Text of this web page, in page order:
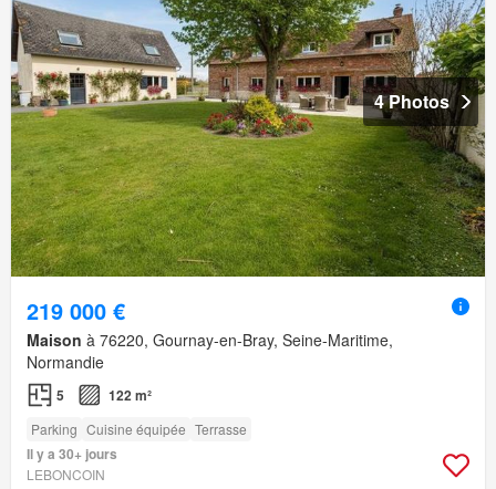
4 Photos
219 000 €
Maison à 76220, Gournay-en-Bray, Seine-Maritime,
Normandie
5 122 m²
Parking Cuisine équipée Terrasse
Il y a 30+ jours
LEBONCOIN